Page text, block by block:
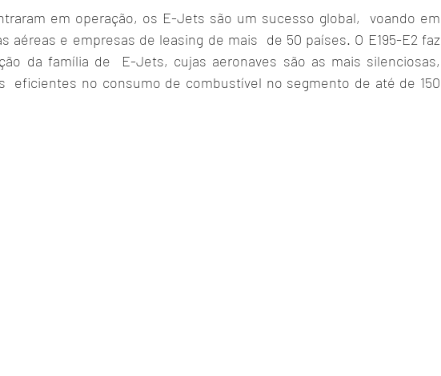
em operação, os E-Jets são um sucesso global,  voando em
aéreas e empresas de leasing de mais  de 50 países. O E195-E2 faz
da família de  E-Jets, cujas aeronaves são as mais silenciosas,
eficientes no consumo de combustível no segmento de até de 150